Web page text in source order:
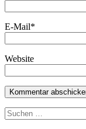
E-Mail*
Website
Suchen
nach: